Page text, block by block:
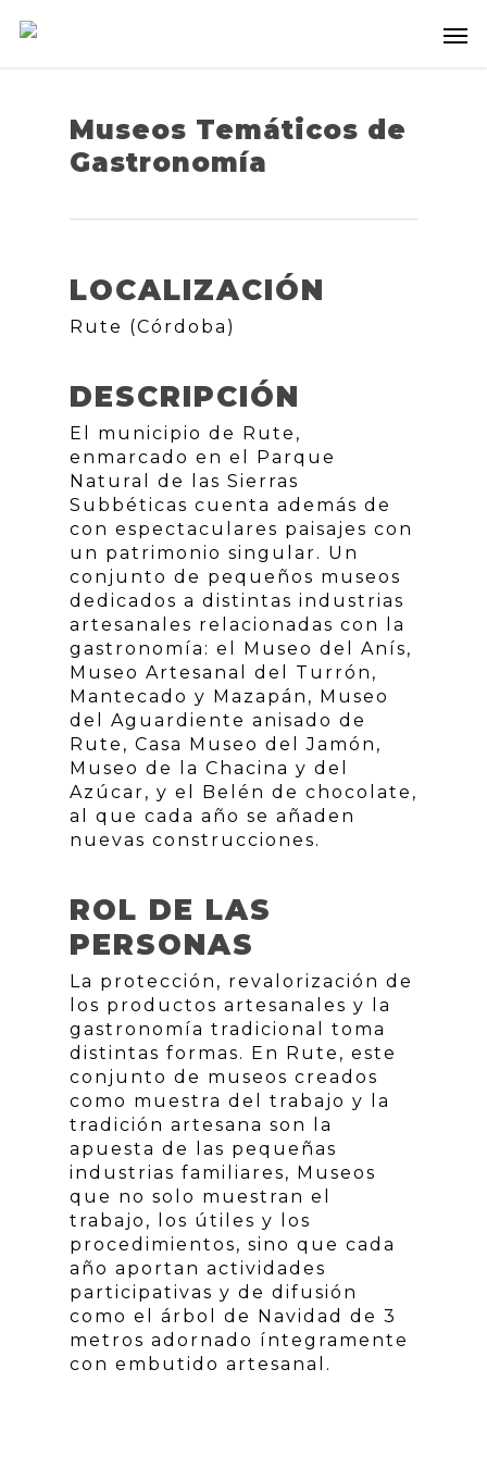
Museos Temáticos de
Gastronomía
LOCALIZACIÓN
Rute (Córdoba)
DESCRIPCIÓN
El municipio de Rute,
enmarcado en el Parque
Natural de las Sierras
Subbéticas cuenta además de
con espectaculares paisajes con
un patrimonio singular. Un
conjunto de pequeños museos
dedicados a distintas industrias
artesanales relacionadas con la
gastronomía: el Museo del Anís,
Museo Artesanal del Turrón,
Mantecado y Mazapán, Museo
del Aguardiente anisado de
Rute, Casa Museo del Jamón,
Museo de la Chacina y del
Azúcar, y el Belén de chocolate,
al que cada año se añaden
nuevas construcciones.
ROL DE LAS
PERSONAS
La protección, revalorización de
los productos artesanales y la
gastronomía tradicional toma
distintas formas. En Rute, este
conjunto de museos creados
como muestra del trabajo y la
tradición artesana son la
apuesta de las pequeñas
industrias familiares, Museos
que no solo muestran el
trabajo, los útiles y los
procedimientos, sino que cada
año aportan actividades
participativas y de difusión
como el árbol de Navidad de 3
metros adornado íntegramente
con embutido artesanal.